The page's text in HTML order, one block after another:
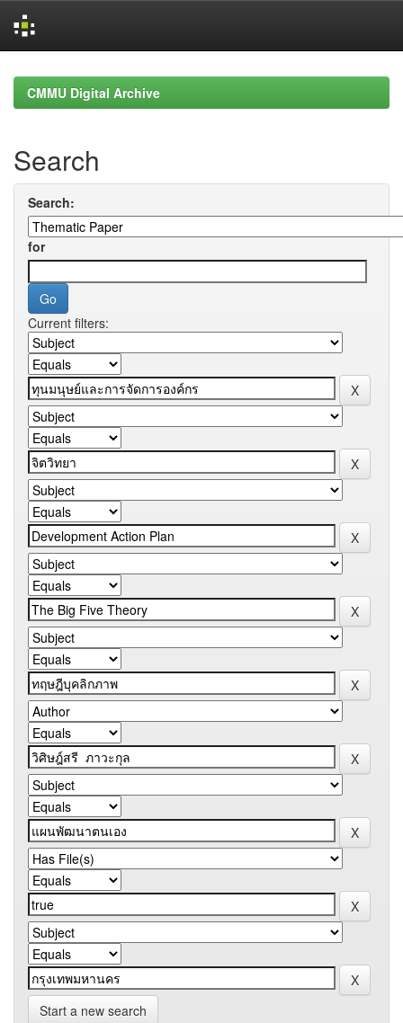
navigationCMMU Digital Archive
Search
Search:
for
Current filters:
Start a new search